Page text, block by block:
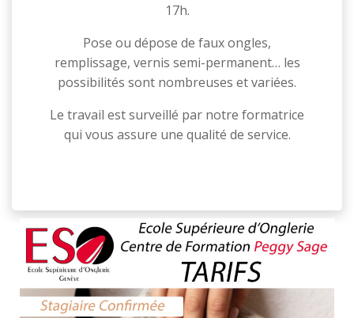
17h.
Pose ou dépose de faux ongles,
remplissage, vernis semi-permanent… les
possibilités sont nombreuses et variées.
Le travail est surveillé par notre formatrice
qui vous assure une qualité de service.